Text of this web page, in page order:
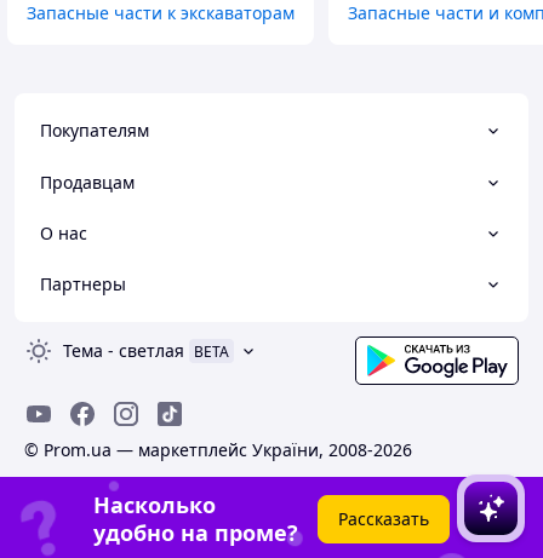
Запасные части к экскаваторам Запасные части и
Покупателям
Продавцам
О нас
Партнеры
Тема - светлая BETA
© Prom.ua — маркетплейс України, 2008-2026
Насколько
удобно на проме?
Рассказать